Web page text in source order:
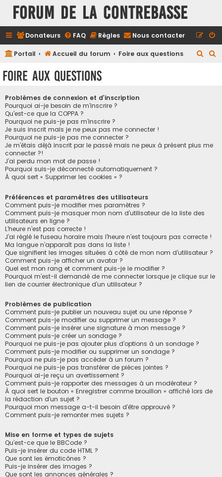
FORUM DE LA CONTREBASSE
Donateurs FAQ Règles Nous contacter
Portail Accueil du forum Foire aux questions
h
Foire aux questions
Problèmes de connexion et d’inscription
Pourquoi ai-je besoin de m’inscrire ?
Qu’est-ce que la COPPA ?
Pourquoi ne puis-je pas m’inscrire ?
Je suis inscrit mais je ne peux pas me connecter !
Pourquoi ne puis-je pas me connecter ?
Je m’étais déjà inscrit par le passé mais ne peux à présent plus me
connecter ?!
J’ai perdu mon mot de passe !
Pourquoi suis-je déconnecté automatiquement ?
À quoi sert « Supprimer les cookies » ?
Préférences et paramètres des utilisateurs
Comment puis-je modifier mes paramètres ?
Comment puis-je masquer mon nom d’utilisateur de la liste des
utilisateurs en ligne ?
L’heure n’est pas correcte !
J’ai réglé le fuseau horaire mais l’heure n’est toujours pas correcte !
Ma langue n’apparaît pas dans la liste !
Que signifient les images situées à côté de mon nom d’utilisateur ?
Comment puis-je afficher un avatar ?
Quel est mon rang et comment puis-je le modifier ?
Pourquoi m’est-il demandé de me connecter lorsque je clique sur le
lien de courrier électronique d’un utilisateur ?
Problèmes de publication
Comment puis-je publier un nouveau sujet ou une réponse ?
Comment puis-je modifier ou supprimer un message ?
Comment puis-je insérer une signature à mon message ?
Comment puis-je créer un sondage ?
Pourquoi ne puis-je pas ajouter plus d’options à un sondage ?
Comment puis-je modifier ou supprimer un sondage ?
Pourquoi ne puis-je pas accéder à un forum ?
Pourquoi ne puis-je pas transférer de pièces jointes ?
Pourquoi ai-je reçu un avertissement ?
Comment puis-je rapporter des messages à un modérateur ?
À quoi sert le bouton « Enregistrer comme brouillon » affiché lors de
la rédaction d’un sujet ?
Pourquoi mon message a-t-il besoin d’être approuvé ?
Comment puis-je remonter mes sujets ?
Mise en forme et types de sujets
Qu’est-ce que le BBCode ?
Puis-je insérer du code HTML ?
Que sont les émoticônes ?
Puis-je insérer des images ?
Que sont les annonces générales ?